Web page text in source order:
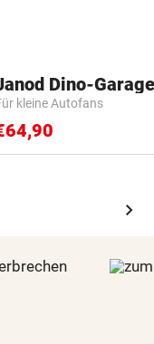
Dino-Garage
kleine Autofans
chevron_right